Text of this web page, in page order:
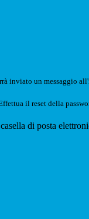
inviato un messaggio
il reset della
di posta